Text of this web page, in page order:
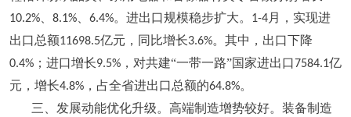
10.2%、 8.1%、 6.4%。进出口规模稳步扩大。 1-4月，实现进
出口总额11698.5亿元，同比增长3.6%。其中，出口下降
0.4%；进口增长9.5%，对共建“一带一路”国家进出口 7584.1亿
元，增长4.8%，占全省进出口总额的64.8%。
三、发展动能优化升级。高端制造增势较好。装备制造